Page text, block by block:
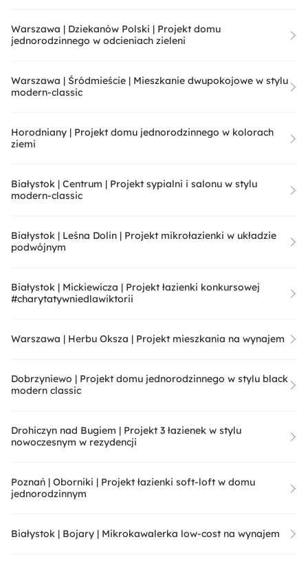
Warszawa | Dziekanów Polski | Projekt domu
jednorodzinnego w odcieniach zieleni
Warszawa | Śródmieście | Mieszkanie dwupokojowe w stylu
modern-classic
Horodniany | Projekt domu jednorodzinnego w kolorach
ziemi
Białystok | Centrum | Projekt sypialni i salonu w stylu
modern-classic
Białystok | Leśna Dolin | Projekt mikrołazienki w układzie
podwójnym
Białystok | Mickiewicza | Projekt łazienki konkursowej
#charytatywniedlawiktorii
Warszawa | Herbu Oksza | Projekt mieszkania na wynajem
Dobrzyniewo | Projekt domu jednorodzinnego w stylu black
modern classic
Drohiczyn nad Bugiem | Projekt 3 łazienek w stylu
nowoczesnym w rezydencji
Poznań | Oborniki | Projekt łazienki soft-loft w domu
jednorodzinnym
Białystok | Bojary | Mikrokawalerka low-cost na wynajem